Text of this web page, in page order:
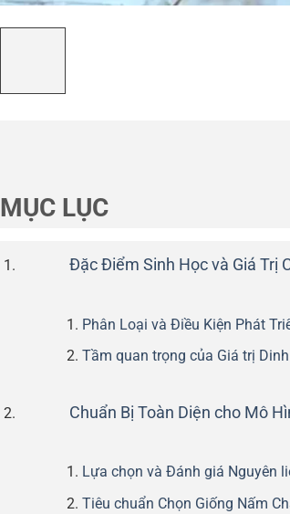
MỤC LỤC
Đặc Điểm Sinh Học và Giá Trị
Phân Loại và Điều Kiện Phát
Tầm quan trọng của Giá trị
Chuẩn Bị Toàn Diện cho Mô
Lựa chọn và Đánh giá Nguyên
Tiêu chuẩn Chọn Giống Nấm